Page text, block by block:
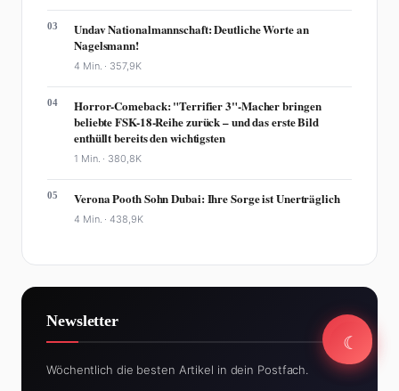
03
Undav Nationalmannschaft: Deutliche Worte an
Nagelsmann!
4 Min. · 357,9K
04
Horror-Comeback: "Terrifier 3"-Macher bringen
beliebte FSK-18-Reihe zurück – und das erste Bild
enthüllt bereits den wichtigsten
1 Min. · 380,8K
05 Verona Pooth Sohn Dubai: Ihre Sorge ist Unerträglich
4 Min. ·438,9K
Newsletter
Wöchentlich die besten Artikel in dein Postfach.
☾
☾